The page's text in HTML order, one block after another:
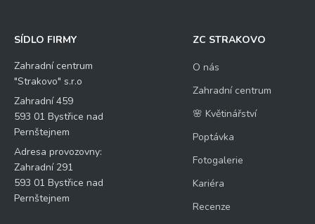
SÍDLO FIRMY
Zahradní centrum
"Strakovo" s.r.o
Zahradní 459
593 01 Bystřice nad
Pernštejnem
Adresa provozovny:
Zahradní 291
593 01 Bystřice nad
Pernštejnem
ZC STRAKOVO
O nás
Zahradní centrum
🌸 Květinářství
Poptávka
Fotogalerie
Kariéra
Recenze